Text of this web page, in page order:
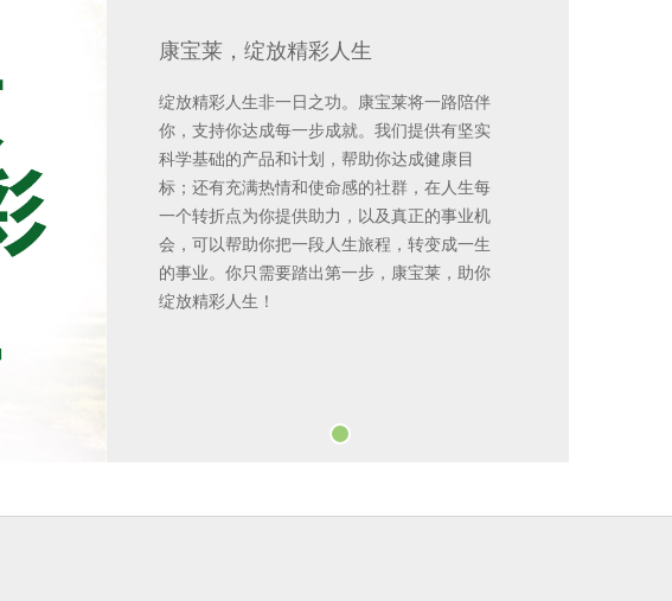
康宝莱，绽放精彩人生
绽放精彩人生非一日之功。康宝莱将一路陪伴
你，支持你达成每一步成就。我们提供有坚实
科学基础的产品和计划，帮助你达成健康目
标；还有充满热情和使命感的社群，在人生每
一个转折点为你提供助力，以及真正的事业机
会，可以帮助你把一段人生旅程，转变成一生
的事业。你只需要踏出第一步，康宝莱，助你
绽放精彩人生！